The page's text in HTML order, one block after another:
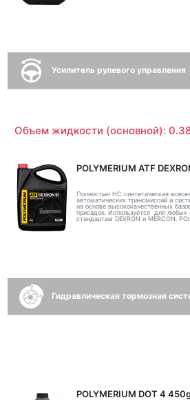
Усилитель рулевого управления
Объем жидкости (основной):
POLYMERIUM ATF
Полностью НС синтетическая
автоматических трансмиссий и
на основе высококачественных
присадок. Используется для любых
стандартам DEXRON и MERCON.
Гидравлическая тормозная
POLYMERIUM DOT 4